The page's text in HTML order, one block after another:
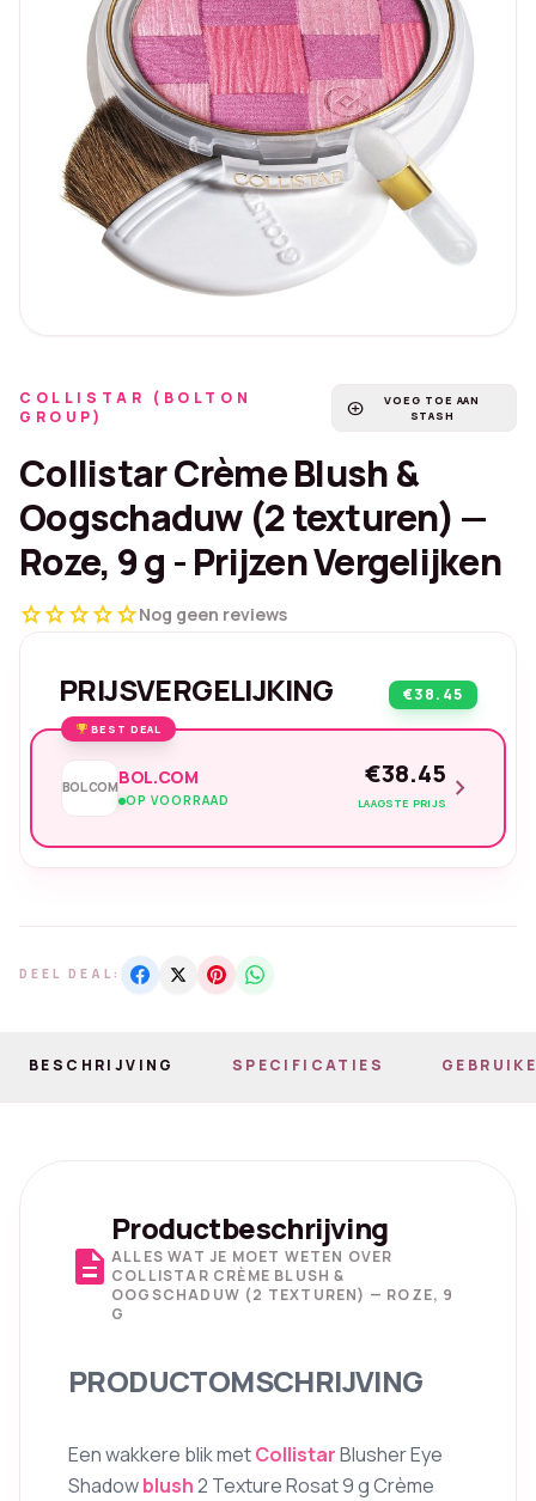
COLLISTAR (BOLTON
GROUP)
add_circle
VOEG TOE AAN
STASH
Collistar Crème Blush &
Oogschaduw (2 texturen) —
Roze, 9 g - Prijzen Vergelijken
starstarstarstarstarNog geen reviews
PRIJSVERGELIJKING €38.45
BEST DEAL
BOL.COMBOL.COM
OP VOORRAAD
€38.45
LAAGSTE PRIJS chevron_right
DEEL DEAL:
BESCHRIJVING SPECIFICATIES
description
Productbeschrijving
ALLES WAT JE MOET WETEN OVER
COLLISTAR CRÈME BLUSH &
OOGSCHADUW (2 TEXTUREN) — ROZE, 9
G
PRODUCTOMSCHRIJVING
Een wakkere blik metCollistarBlusher Eye
Shadowblush2 Texture Rosat 9 g Crème